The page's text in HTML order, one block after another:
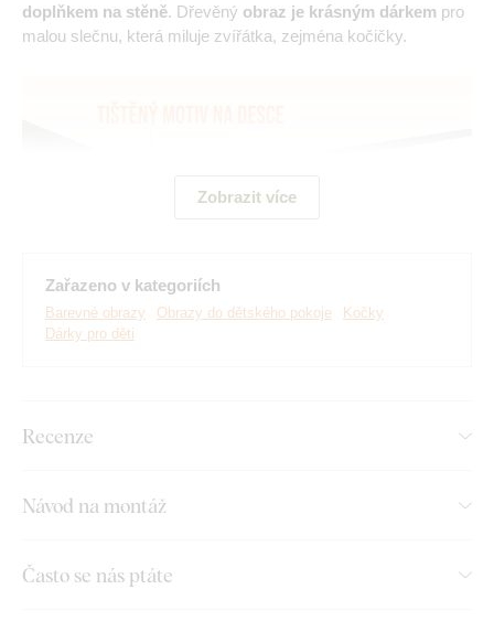
doplňkem na stěně. Dřevěný obraz je krásným dárkem pro
malou slečnu, která miluje zvířátka, zejména kočičky.
boku elegantní tmavě hnědý okraj, který ještě více zvýrazní
Objevte výhody dřevěných tištěných
obrazů od DUBLEZ:
Zobrazit více
Zařazeno v kategoriích
Barevné obrazy Obrazy do dětského pokoje
Kočky
Dárky pro děti
Recenze
Návod na montáž
Často se nás ptáte